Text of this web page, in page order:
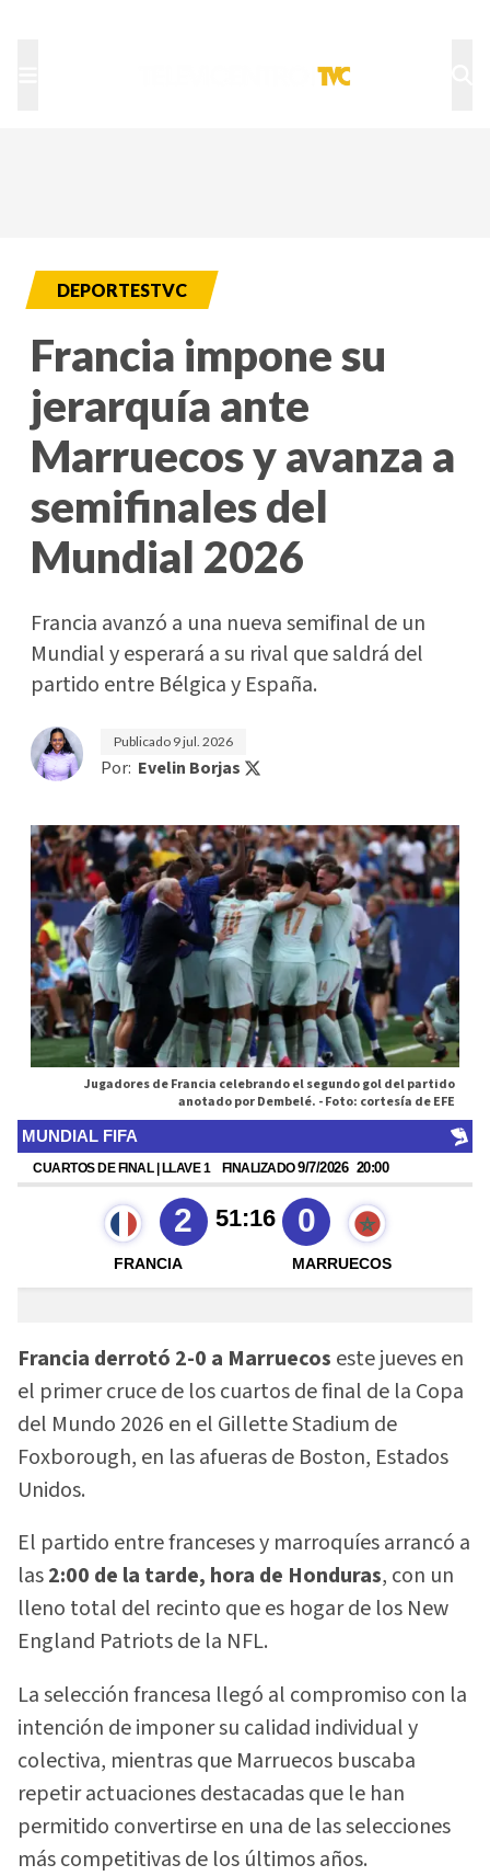
DEPORTESTVC
Francia impone su
jerarquía ante
Marruecos y avanza a
semifinales del
Mundial 2026
Francia avanzó a una nueva semifinal de un
Mundial y esperará a su rival que saldrá del
partido entre Bélgica y España.
Publicado 9 jul. 2026
Por: Evelin Borjas
Jugadores de Francia celebrando el segundo gol del partido
anotado por Dembelé. -Foto: cortesía de EFE
Francia derrotó 2-0 a Marruecos este jueves en
el primer cruce de los cuartos de final de la Copa
del Mundo 2026 en el Gillette Stadium de
Foxborough, en las afueras de Boston, Estados
Unidos.
El partido entre franceses y marroquíes arrancó a
las2:00 de la tarde, hora de Honduras, con un
lleno total del recinto que es hogar de los New
England Patriots de la NFL.
La selección francesa llegó al compromiso con la
intención de imponer su calidad individual y
colectiva, mientras que Marruecos buscaba
repetir actuaciones destacadas que le han
permitido convertirse en una de las selecciones
más competitivas de los últimos años.